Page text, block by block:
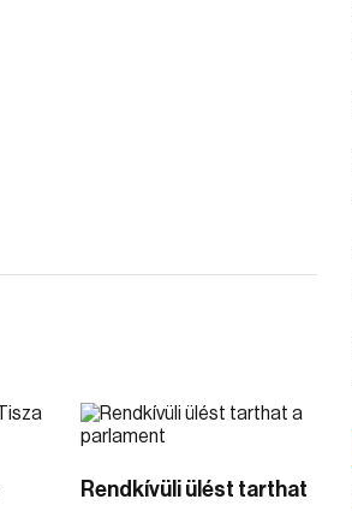
Rendkívüli ülést tarthat